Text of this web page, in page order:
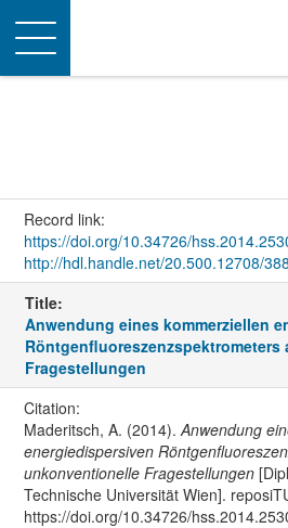
Toggle
navigation
Record link:
https://doi.org/10.34726/
http://hdl.handle.net/20.500.12708/
Title:
Anwendung eines kommerziellen
Fragestellungen
Citation:
Maderitsch, A. (2014). Anwendung
energiedispersiven
unkonventionelle Fragestellungen
Technische Universität Wien].
https://doi.org/10.34726/